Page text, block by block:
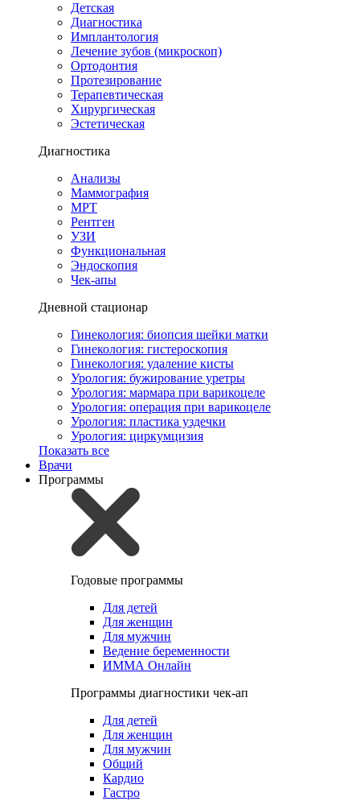
Детская
Диагностика
Имплантология
Лечение зубов (микроскоп)
Ортодонтия
Протезирование
Терапевтическая
Хирургическая
Эстетическая
Диагностика
Анализы
Маммография
МРТ
Рентген
УЗИ
Функциональная
Эндоскопия
Чек-апы
Дневной стационар
Гинекология: биопсия шейки матки
Гинекология: гистероскопия
Гинекология: удаление кисты
Урология: бужирование уретры
Урология: мармара при варикоцеле
Урология: операция при варикоцеле
Урология: пластика уздечки
Урология: циркумцизия
Показать все
Врачи
Программы
Годовые программы
Для детей
Для женщин
Для мужчин
Ведение беременности
ИММА Онлайн
Программы диагностики чек-ап
Для детей
Для женщин
Для мужчин
Общий
Кардио
Гастро